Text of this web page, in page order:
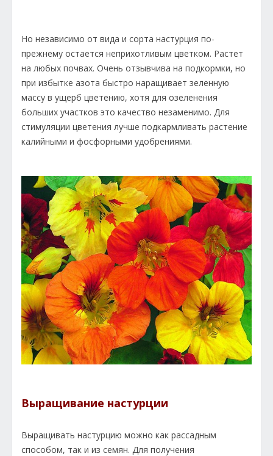
Но независимо от вида и сорта настурция по-
прежнему остается неприхотливым цветком. Растет
на любых почвах. Очень отзывчива на подкормки, но
при избытке азота быстро наращивает зеленную
массу в ущерб цветению, хотя для озеленения
больших участков это качество незаменимо. Для
стимуляции цветения лучше подкармливать растение
калийными и фосфорными удобрениями.
Выращивание настурции
Выращивать настурцию можно как рассадным
способом, так и из семян. Для получения